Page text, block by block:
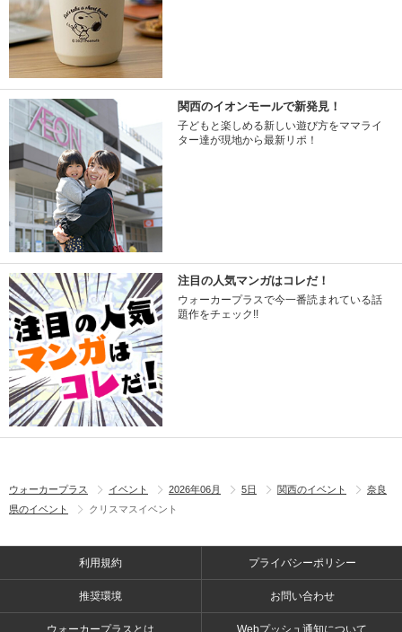
関西のイオンモールで新発見！
子どもと楽しめる新しい遊び方をママライ
ター達が現地から最新リポ！
注目の人気マンガはコレだ！
ウォーカープラスで今一番読まれている話
題作をチェック!!
ウォーカープラス イベント 2026年06月 5日 関西のイベント
奈良
県のイベント
クリスマスイベント
利用規約 プライバシーポリシー
推奨環境 お問い合わせ